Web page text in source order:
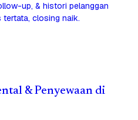
up, & histori pelanggan
closing naik.
& Penyewaan di